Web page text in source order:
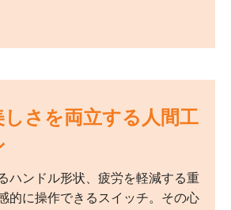
さを両立する人間工
ハンドル形状、疲労を軽減する重
的に操作できるスイッチ。その心